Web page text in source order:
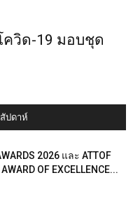
ควิด-19 มอบชุด
ปดาห์
2026 และ ATTOF
OF EXCELLENCE...